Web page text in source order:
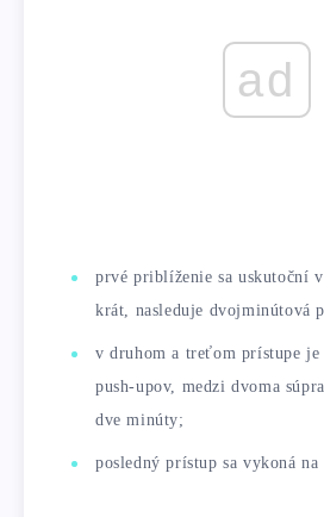
ad
prvé priblíženie sa uskutoční
krát, nasleduje dvojminútová
v druhom a treťom prístupe
push-upov, medzi dvoma
dve minúty;
posledný prístup sa vykoná na